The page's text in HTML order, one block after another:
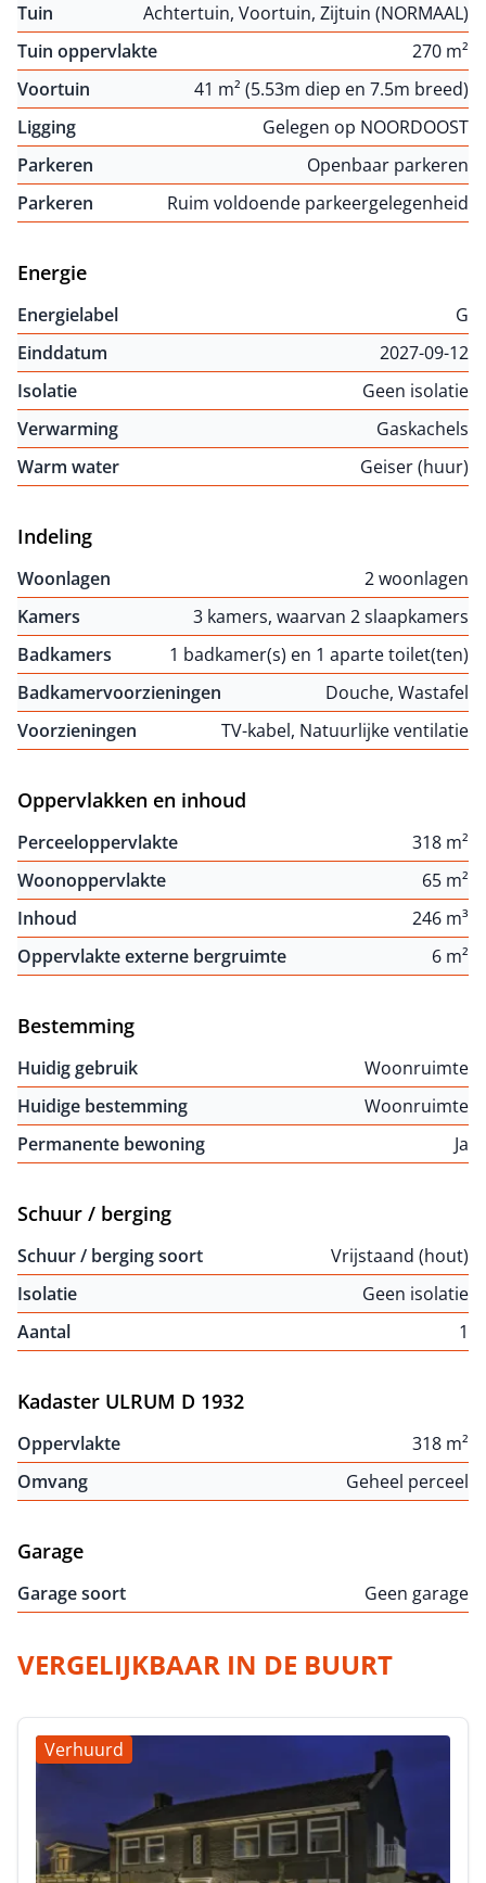
Tuin
Achtertuin, Voortuin, Zijtuin (NORMAAL)
Tuin oppervlakte
270 m²
Voortuin
41 m² (5.53m diep en 7.5m breed)
Ligging
Gelegen op NOORDOOST
Parkeren
Openbaar parkeren
Parkeren
Ruim voldoende parkeergelegenheid
Energie
Energielabel
G
Einddatum
2027-09-12
Isolatie
Geen isolatie
Verwarming
Gaskachels
Warm water
Geiser (huur)
Indeling
Woonlagen
2 woonlagen
Kamers
3 kamers, waarvan 2 slaapkamers
Badkamers
1 badkamer(s) en 1 aparte toilet(ten)
Badkamervoorzieningen
Douche, Wastafel
Voorzieningen
TV-kabel, Natuurlijke ventilatie
Oppervlakken en inhoud
Perceeloppervlakte
318 m²
Woonoppervlakte
65 m²
Inhoud
246 m³
Oppervlakte externe bergruimte
6 m²
Bestemming
Huidig gebruik
Woonruimte
Huidige bestemming
Woonruimte
Permanente bewoning
Ja
Schuur / berging
Schuur / berging soort
Vrijstaand (hout)
Isolatie
Geen isolatie
Aantal
1
Kadaster ULRUM D 1932
Oppervlakte
318 m²
Omvang
Geheel perceel
Garage
Garage soort Geen garage
VERGELIJKBAAR IN DE BUURT
Verhuurd